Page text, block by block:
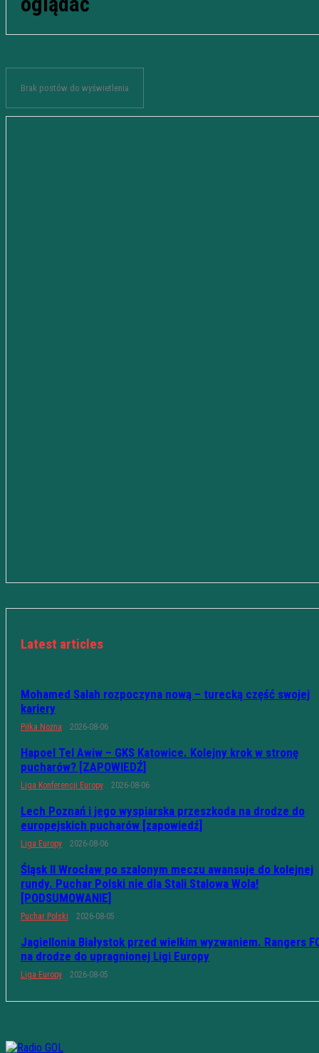
Brak postów do wyświetlenia
Latest articles
Mohamed Salah rozpoczyna nową – turecką część swojej
kariery
Piłka Nożna 2026-08-06
Hapoel Tel Awiw – GKS Katowice. Kolejny krok w stronę
pucharów? [ZAPOWIEDŹ]
Liga Konferencji Europy 2026-08-06
Lech Poznań i jego wyspiarska przeszkoda na drodze do
europejskich pucharów [zapowiedź]
Liga Europy 2026-08-06
Śląsk II Wrocław po szalonym meczu awansuje do kolejnej
rundy. Puchar Polski nie dla Stali Stalowa Wola!
[PODSUMOWANIE]
Puchar Polski 2026-08-05
Jagiellonia Białystok przed wielkim wyzwaniem. Rangers
na drodze do upragnionej Ligi Europy
Liga Europy 2026-08-05